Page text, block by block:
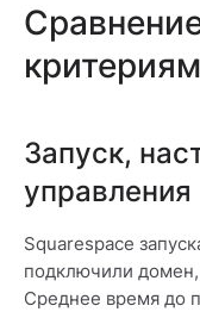
критериям
Запуск,
управления
Squarespace
подключили
Среднее время до